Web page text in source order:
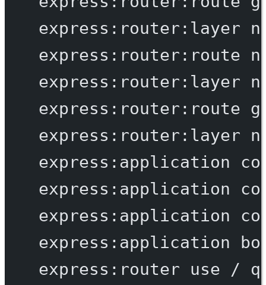
express:router:layer
express:router:route
express:router:layer
express:router:route
express:router:layer
express:application
express:application
express:application
express:application
express:router
use /